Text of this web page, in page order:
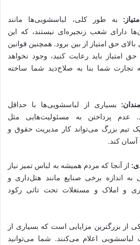
به طور کلی، لباسشویی‌ها مانند
دارای شعب زنجیره‌ای نیستند، که این
حق امتیاز از بین برود. همچنین قوانین
امتیاز باید رعایت کنید، وجود نخواهد
شما بنا به صلاح‌دید شما ساخته
بسیاری از لباسشویی‌ها با حداقل
عدم پرداختن به مسئولیت‌هایی مثل
تیم بزرگ می‌تواند کار مدیریت حقوق و
آسان کند.
از آنجا که مردم همیشه به لباس تمیز نیاز
اندازه برخی صنایع مانند هتل‌داری و
و املاک و مستغلات تحت تاثی رکود
از بزرگترین مزایایی است که بسیاری از
اعلام می‌کنند. شما می‌توانید